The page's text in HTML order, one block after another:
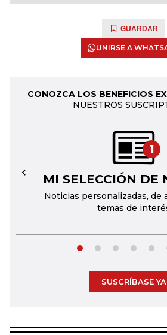
GUARDAR
UNIRSE A
CONOZCA LOS BENEFICIOS
NUESTROS
1
MI SELECCIÓN DE
Noticias personalizadas, de
temas de
←
SUSCRÍBASE YA